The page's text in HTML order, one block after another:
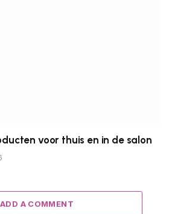
voor thuis en in de salon
ADD A COMMENT